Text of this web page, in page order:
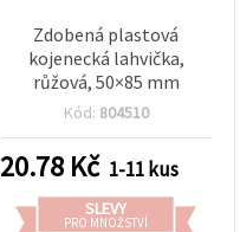
Zdobená plastová
kojenecká lahvička,
růžová, 50×85 mm
Kód: 804510
20.78 Kč 1-11 kus
SLEVY
PRO MNOŽSTVÍ